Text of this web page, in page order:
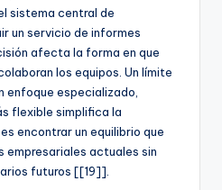
sistema central de
un servicio de informes
afecta la forma en que
los equipos. Un límite
enfoque especializado,
flexible simplifica la
encontrar un equilibrio que
empresariales actuales sin
futuros [[19]].